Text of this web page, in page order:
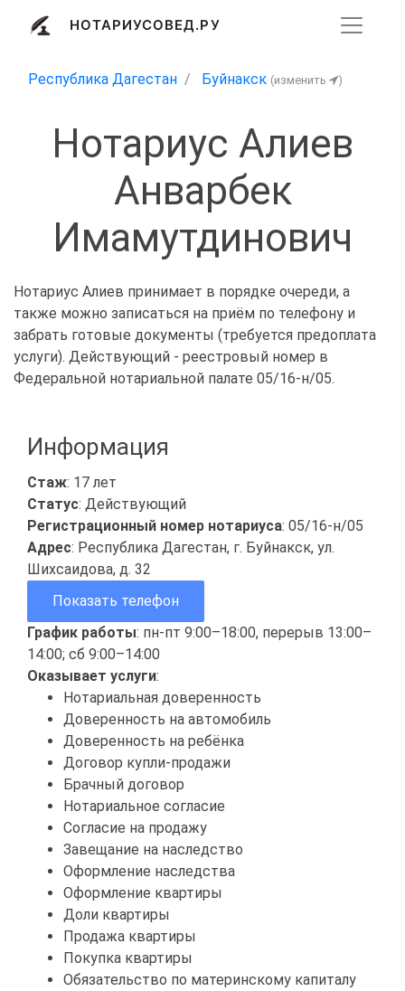
НОТАРИУСОВЕД.РУ
Республика Дагестан Буйнакск (изменить )
Нотариус Алиев
Анварбек
Имамутдинович
Нотариус Алиев принимает в порядке очереди, а
также можно записаться на приём по телефону и
забрать готовые документы (требуется предоплата
услуги). Действующий - реестровый номер в
Федеральной нотариальной палате 05/16-н/05.
Информация
Стаж: 17 лет
Статус: Действующий
Регистрационный номер нотариуса: 05/16-н/05
Адрес: Республика Дагестан, г. Буйнакск, ул.
Шихсаидова, д. 32
Показать телефон
График работы: пн-пт 9:00–18:00, перерыв 13:00–
14:00; сб 9:00–14:00
Оказывает услуги:
Нотариальная доверенность
Доверенность на автомобиль
Доверенность на ребёнка
Договор купли-продажи
Брачный договор
Нотариальное согласие
Согласие на продажу
Завещание на наследство
Оформление наследства
Оформление квартиры
Доли квартиры
Продажа квартиры
Покупка квартиры
Обязательство по материнскому капиталу